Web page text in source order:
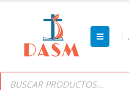
Products
search